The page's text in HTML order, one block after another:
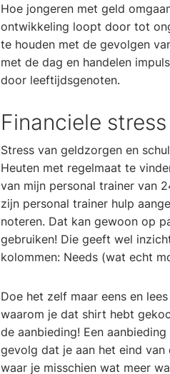
Hoe jongeren met geld
ontwikkeling loopt door tot
te houden met de gevolgen
met de dag en handelen
door leeftijdsgenoten.
Financiele
Stress van geldzorgen en
Heuten met regelmaat te
van mijn personal trainer van
zijn personal trainer hulp
noteren. Dat kan gewoon op
gebruiken! Die geeft wel
kolommen: Needs (wat echt
Doe het zelf maar eens en
waarom je dat shirt hebt
de aanbieding! Een
gevolg dat je aan het eind
waar je misschien wat meer